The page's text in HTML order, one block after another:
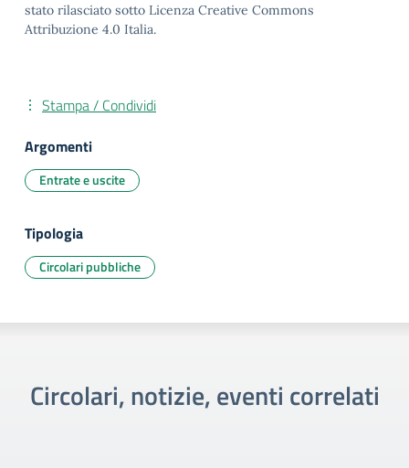
stato rilasciato sotto Licenza Creative Commons
Attribuzione 4.0 Italia.
Stampa / Condividi
Argomenti
Entrate e uscite
Tipologia
Circolari pubbliche
Circolari, notizie, eventi correlati